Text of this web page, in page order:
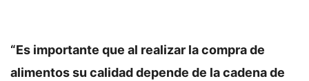
“Es importante que al realizar la compra de
alimentos su calidad depende de la cadena de